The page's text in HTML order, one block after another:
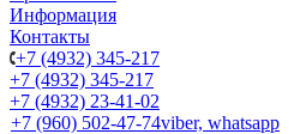
Информация
Контакты
+7 (4932) 345-217
+7 (4932) 345-217
+7 (4932) 23-41-02
+7 (960) 502-47-74viber, whatsapp